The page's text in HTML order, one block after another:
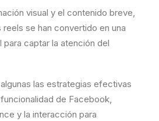
visual y el contenido breve,
se han convertido en una
para captar la atención del
las estrategias efectivas
de Facebook,
y la interacción para